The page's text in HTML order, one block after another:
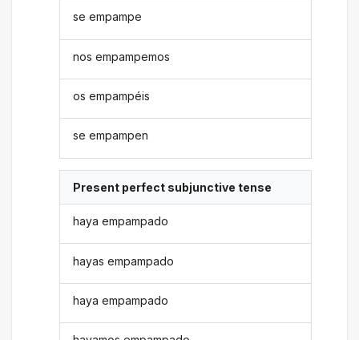
se empampe
nos empampemos
os empampéis
se empampen
Present perfect subjunctive tense
haya empampado
hayas empampado
haya empampado